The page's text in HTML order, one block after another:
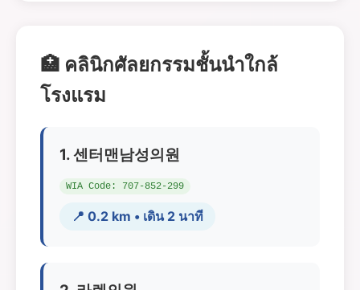
🏥 คลินิกศัลยกรรมชั้นนำใกล้
โรงแรม
1. 센터맨남성의원
WIA Code: 707-852-299
📍 0.2 km • เดิน 2 นาที